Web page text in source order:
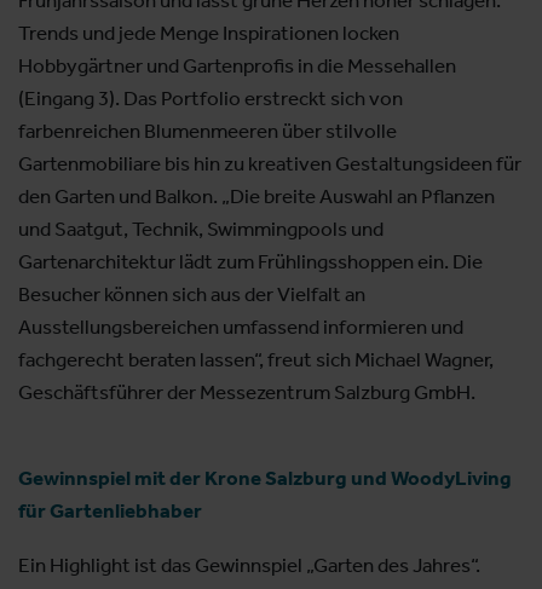
Trends und jede Menge Inspirationen locken
Hobbygärtner und Gartenprofis in die Messehallen
(Eingang 3). Das Portfolio erstreckt sich von
farbenreichen Blumenmeeren über stilvolle
Gartenmobiliare bis hin zu kreativen Gestaltungsideen für
den Garten und Balkon. „Die breite Auswahl an Pflanzen
und Saatgut, Technik, Swimmingpools und
Gartenarchitektur lädt zum Frühlingsshoppen ein. Die
Besucher können sich aus der Vielfalt an
Ausstellungsbereichen umfassend informieren und
fachgerecht beraten lassen“, freut sich Michael Wagner,
Geschäftsführer der Messezentrum Salzburg GmbH.
Gewinnspiel mit der Krone Salzburg und WoodyLiving
für Gartenliebhaber
Ein Highlight ist das Gewinnspiel „Garten des Jahres“.